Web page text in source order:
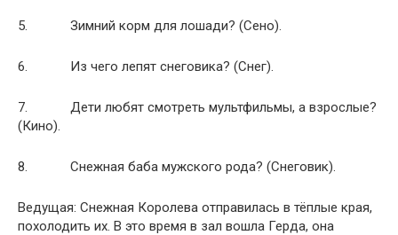
5. Зимний корм для лошади? (Сено).
6. Из чего лепят снеговика? (Снег).
7. Дети любят смотреть мультфильмы, а взрослые?
(Кино).
8. Снежная баба мужского рода? (Снеговик).
Ведущая: Снежная Королева отправилась в тёплые края,
похолодить их. В это время в зал вошла Герда, она